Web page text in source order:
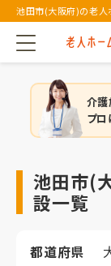
池田市(大阪府)の老人
介護
プロ
池田市(
設一覧
都道府県